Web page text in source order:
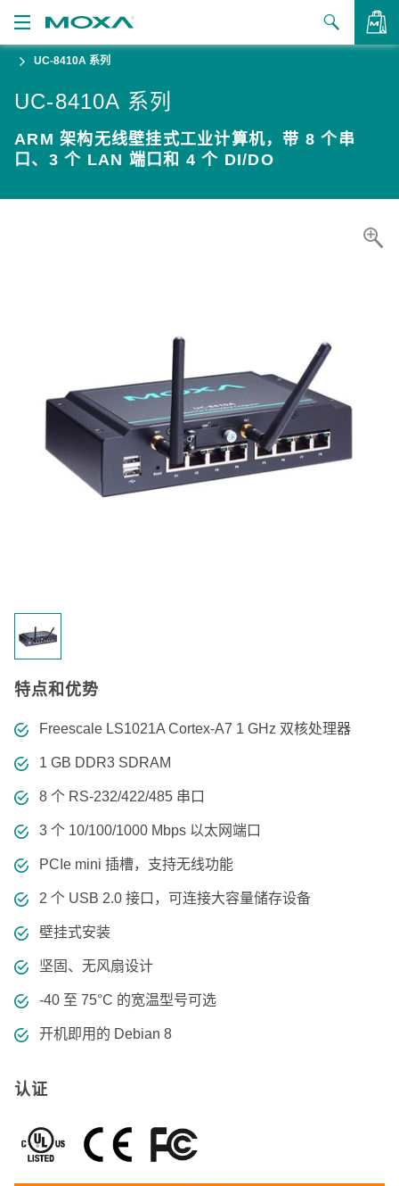
品
决方案
持
UC-8410A 系列
UC-8410A 系列
ARM 架构无线壁挂式工业计算机，带 8 个串
口、3 个 LAN 端口和 4 个 DI/DO
特点和优势
Freescale LS1021A Cortex-A7 1 GHz 双核处理器
1 GB DDR3 SDRAM
8 个 RS-232/422/485 串口
3 个 10/100/1000 Mbps 以太网端口
PCIe mini 插槽，支持无线功能
2 个 USB 2.0 接口，可连接大容量储存设备
壁挂式安装
坚固、无风扇设计
-40 至 75°C 的宽温型号可选
开机即用的 Debian 8
认证
查看询价